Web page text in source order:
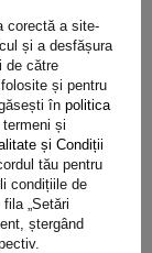
corectă a site-
și a desfășura
de către
și pentru
în politica
și
și Condiții
tău pentru
condițiile de
„Setări
ștergând